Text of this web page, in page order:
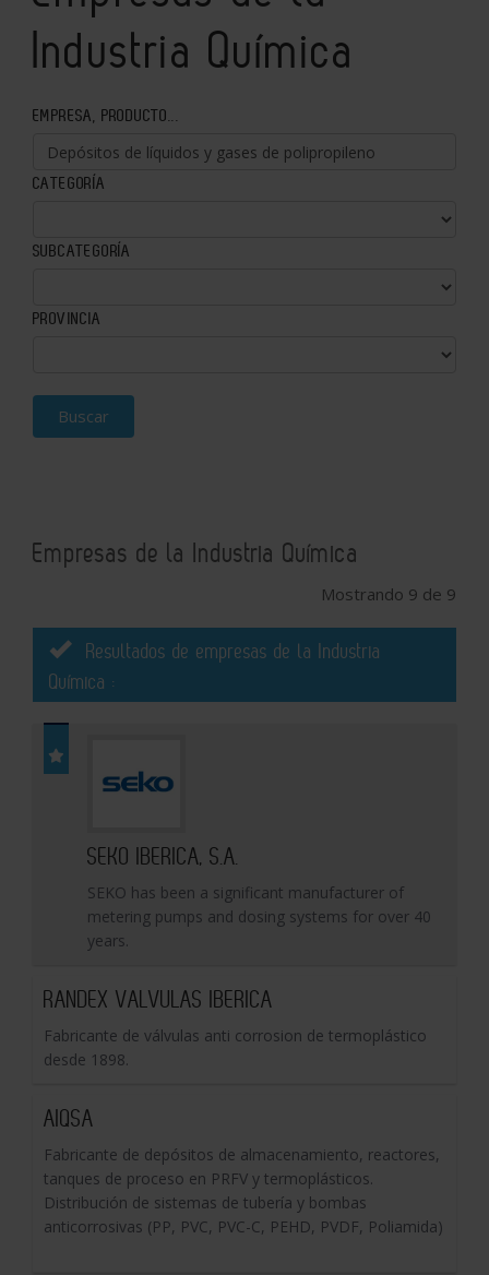
Industria Química
EMPRESA, PRODUCTO...
CATEGORÍA
SUBCATEGORÍA
PROVINCIA
Buscar
Empresas de la Industria Química
Mostrando 9 de 9
Resultados de empresas de la Industria
Química :
SEKO IBERICA, S.A.
SEKO has been a significant manufacturer of
metering pumps and dosing systems for over 40
years.
RANDEX VALVULAS IBERICA
Fabricante de válvulas anti corrosion de termoplástico
desde 1898.
AIQSA
Fabricante de depósitos de almacenamiento, reactores,
tanques de proceso en PRFV y termoplásticos.
Distribución de sistemas de tubería y bombas
anticorrosivas (PP, PVC, PVC-C, PEHD, PVDF, Poliamida)